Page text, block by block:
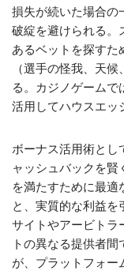
損失が続いた場合の
破綻を避けられる。
あるベットを探すた
（選手の怪我、天
る。カジノゲームで
活用してハウスエッ
ボーナス活用術とし
ャッシュバックを
を満たすために最適
と、実質的な利益を
サイトやアービトラ
トの異なる提供者
が、プラットフォー